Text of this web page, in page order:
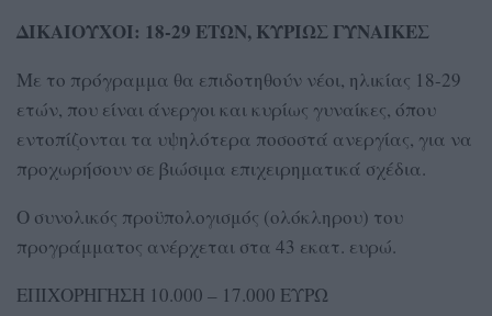
ΔΙΚΑΙΟΥΧΟΙ: 18-29 ΕΤΩΝ, ΚΥΡΙΩΣ ΓΥΝΑΙΚΕΣ
Με το πρόγραμμα θα επιδοτηθούν νέοι, ηλικίας 18-29
ετών, που είναι άνεργοι και κυρίως γυναίκες, όπου
εντοπίζονται τα υψηλότερα ποσοστά ανεργίας, για να
προχωρήσουν σε βιώσιμα επιχειρηματικά σχέδια.
Ο συνολικός προϋπολογισμός (ολόκληρου) του
προγράμματος ανέρχεται στα 43 εκατ. ευρώ.
ΕΠΙΧΟΡΗΓΗΣΗ 10.000 – 17.000 ΕΥΡΩ